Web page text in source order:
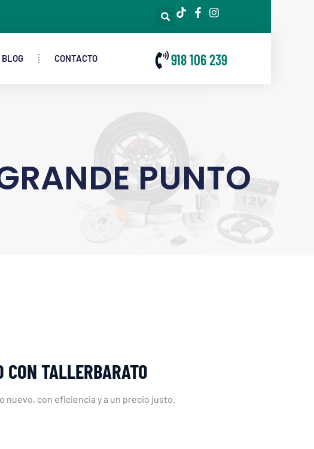
BLOG CONTACTO 918 106 239
PUNTO
TALLERBARATO
nuevo, con eficiencia y a un precio justo.